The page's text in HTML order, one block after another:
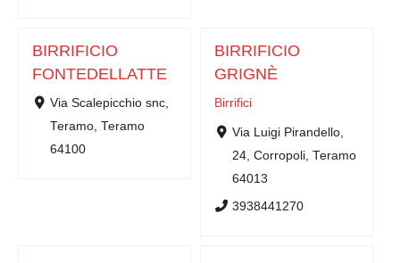
BIRRIFICIO
FONTEDELLATTE
Via Scalepicchio snc,
Teramo, Teramo
64100
BIRRIFICIO
GRIGNÈ
Birrifici
Via Luigi Pirandello,
24, Corropoli, Teramo
64013
3938441270